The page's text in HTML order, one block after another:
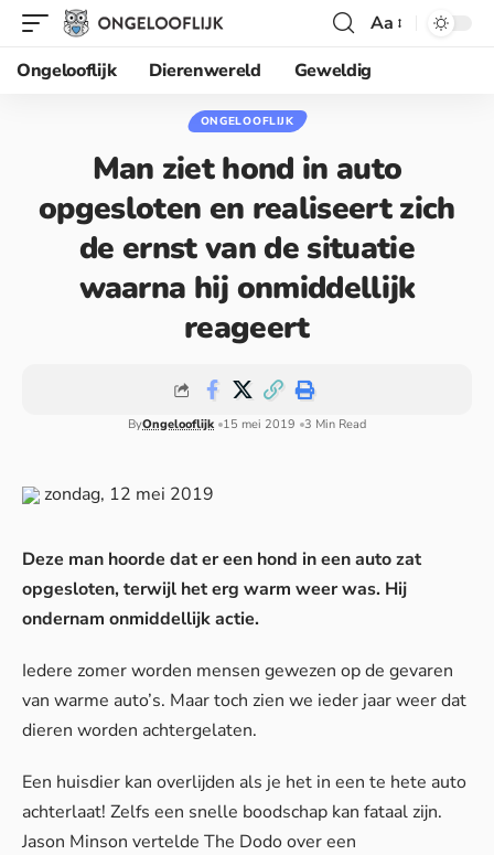
Aa
Ongelooflijk
Dierenwereld Geweldig
ONGELOOFLIJK
Man ziet hond in auto
opgesloten en realiseert zich
de ernst van de situatie
waarna hij onmiddellijk
reageert
ByOngelooflijk 15 mei 2019 3 Min Read
zondag, 12 mei 2019
Deze man hoorde dat er een hond in een auto zat
opgesloten, terwijl het erg warm weer was. Hij
ondernam onmiddellijk actie.
Iedere zomer worden mensen gewezen op de gevaren
van warme auto’s. Maar toch zien we ieder jaar weer dat
dieren worden achtergelaten.
Een huisdier kan overlijden als je het in een te hete auto
achterlaat! Zelfs een snelle boodschap kan fataal zijn.
Jason Minson vertelde The Dodoover een